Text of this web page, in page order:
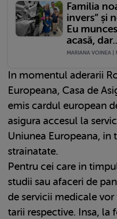
Familia
invers” și
Eu
acasă,
MARIANA VOINEA |
In momentul aderarii
Europeana, Casa de
emis cardul european
asigura accesul la
Uniunea Europeana,
strainatate.
Pentru cei care in
studii sau afaceri de
de servicii medicale
tarii respective. Insa, la